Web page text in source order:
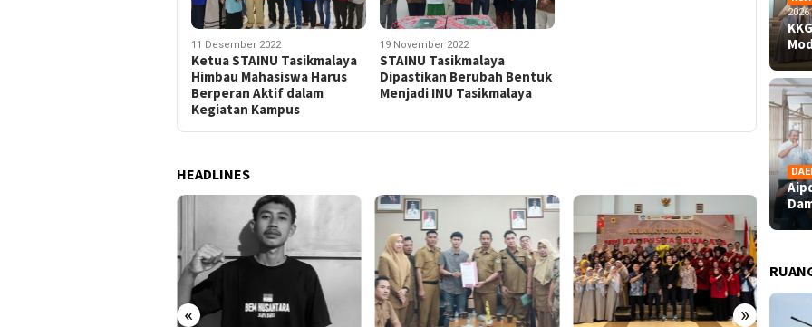
11 Desember 2022
Ketua STAINU Tasikmalaya
Himbau Mahasiswa Harus
Berperan Aktif dalam
Kegiatan Kampus
19 November 2022
STAINU Tasikmalaya
Dipastikan Berubah Bentuk
Menjadi INU Tasikmalaya
HEADLINES
« »
2026